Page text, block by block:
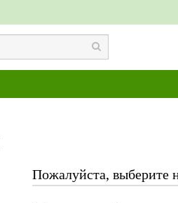
Пожалуйста, выберите